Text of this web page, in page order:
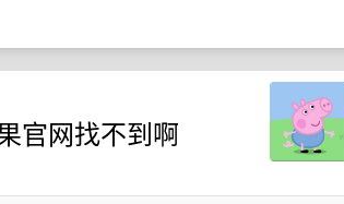
官网找不到啊